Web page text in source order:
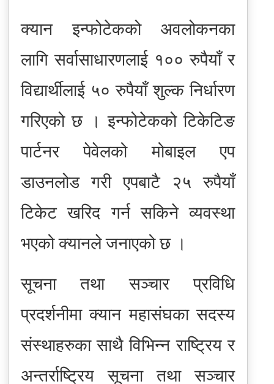
क्यान इन्फोटेकको अवलोकनका
लागि सर्वासाधारणलाई १०० रुपैयाँ र
विद्यार्थीलाई ५० रुपैयाँ शुल्क निर्धारण
गरिएको छ । इन्फोटेकको टिकेटिङ
पार्टनर पेवेलको मोबाइल एप
डाउनलोड गरी एपबाटै २५ रुपैयाँ
टिकेट खरिद गर्न सकिने व्यवस्था
भएको क्यानले जनाएको छ ।
सूचना तथा सञ्चार प्रविधि
प्रदर्शनीमा क्यान महासंघका सदस्य
संस्थाहरुका साथै विभिन्न राष्ट्रिय र
अन्तर्राष्ट्रिय सूचना तथा सञ्चार